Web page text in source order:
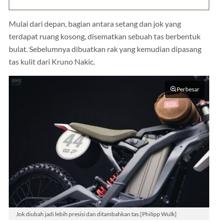
Mulai dari depan, bagian antara setang dan jok yang
terdapat ruang kosong, disematkan sebuah tas berbentuk
bulat. Sebelumnya dibuatkan rak yang kemudian dipasang
tas kulit dari Kruno Nakic.
Perbesar
Jok diubah jadi lebih presisi dan ditambahkan tas.[Philipp Wulk]